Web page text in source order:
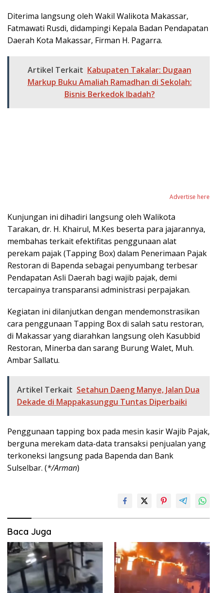
Diterima langsung oleh Wakil Walikota Makassar,
Fatmawati Rusdi, didampingi Kepala Badan Pendapatan
Daerah Kota Makassar, Firman H. Pagarra.
Artikel Terkait Kabupaten Takalar: Dugaan
Markup Buku Amaliah Ramadhan di Sekolah:
Bisnis Berkedok Ibadah?
Advertise here
Kunjungan ini dihadiri langsung oleh Walikota
Tarakan, dr. H. Khairul, M.Kes beserta para jajarannya,
membahas terkait efektifitas penggunaan alat
perekam pajak (Tapping Box) dalam Penerimaan Pajak
Restoran di Bapenda sebagai penyumbang terbesar
Pendapatan Asli Daerah bagi wajib pajak, demi
tercapainya transparansi administrasi perpajakan.
Kegiatan ini dilanjutkan dengan mendemonstrasikan
cara penggunaan Tapping Box di salah satu restoran,
di Makassar yang diarahkan langsung oleh Kasubbid
Restoran, Minerba dan sarang Burung Walet, Muh.
Ambar Sallatu.
Artikel Terkait Setahun Daeng Manye, Jalan Dua
Dekade di Mappakasunggu Tuntas Diperbaiki
Penggunaan tapping box pada mesin kasir Wajib Pajak,
berguna merekam data-data transaksi penjualan yang
terkoneksi langsung pada Bapenda dan Bank
Sulselbar. (*/Arman)
Baca Juga